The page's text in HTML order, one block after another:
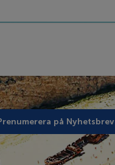
på Nyhetsbrev